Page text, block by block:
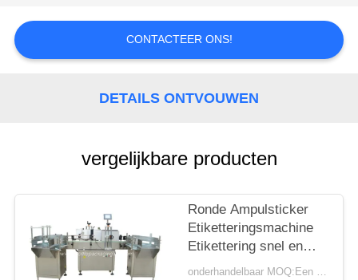
NIEUWS
PRIVACY
POLICY
CONTACTEER ONS!
DETAILS ONTVOUWEN
vergelijkbare producten
Ronde Ampulsticker
Etiketteringsmachine
Etikettering snel en
nauwkeurig
onderhandelbaar MOQ:Een set